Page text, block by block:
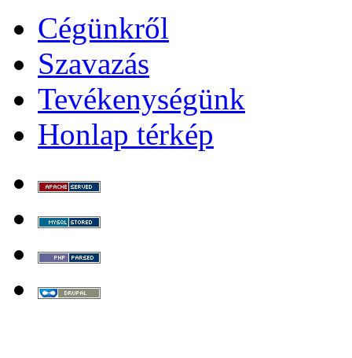
Cégünkről
Szavazás
Tevékenységünk
Honlap térkép